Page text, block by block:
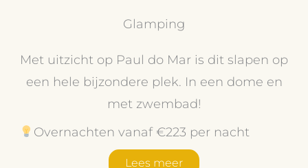
Glamping
Met uitzicht op Paul do Mar is dit slapen op
een hele bijzondere plek. In een dome en
met zwembad!
Overnachten vanaf €223 per nacht
Lees meer